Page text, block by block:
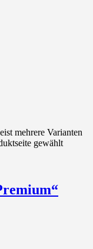
mehrere Varianten
gewählt